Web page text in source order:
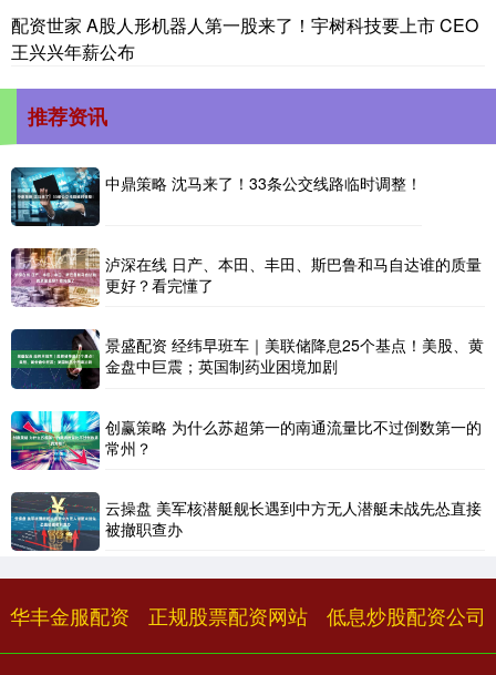
配资世家 A股人形机器人第一股来了！宇树科技要上市 CEO
王兴兴年薪公布
推荐资讯
中鼎策略 沈马来了！33条公交线路临时调整！
泸深在线 日产、本田、丰田、斯巴鲁和马自达谁的质量
更好？看完懂了
景盛配资 经纬早班车｜美联储降息25个基点！美股、黄
金盘中巨震；英国制药业困境加剧
创赢策略 为什么苏超第一的南通流量比不过倒数第一的
常州？
云操盘 美军核潜艇舰长遇到中方无人潜艇未战先怂直接
被撤职查办
华丰金服配资 正规股票配资网站 低息炒股配资公司